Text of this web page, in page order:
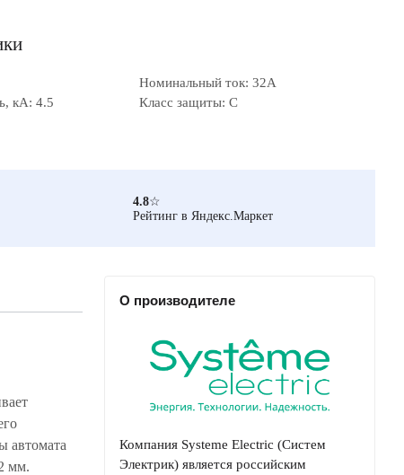
Номинальный ток: 32А
кА: 4.5
Класс защиты: C
4.8☆
Рейтинг в Яндекс.Маркет
О производителе
Компания Systeme Electric (Систем
Электрик) является российским